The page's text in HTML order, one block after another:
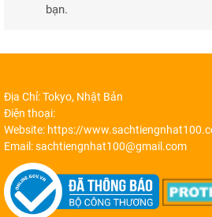
bạn.
Địa Chỉ: Tokyo, Nhật Bản
Điện thoại:
Website: https://
Email: sachtiengnhat100@gmail.com